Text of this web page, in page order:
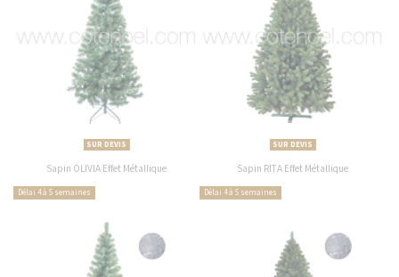
SUR DEVIS
Sapin OLIVIA Effet Métallique
SUR DEVIS
Sapin RITA Effet Métallique
Délai 4 à 5 semaines Délai 4 à 5 semaines